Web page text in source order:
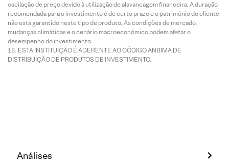
oscilação de preço devido à utilização de alavancagem financeira. A duração
recomendada para o investimento é de curto prazo e o patrimônio do cliente
não está garantido neste tipo de produto. As condições de mercado,
mudanças climáticas e o cenário macroeconômico podem afetar o
desempenho do investimento.
ESTA INSTITUIÇÃO É ADERENTE AO CÓDIGO ANBIMA DE
DISTRIBUIÇÃO DE PRODUTOS DE INVESTIMENTO.
Análises